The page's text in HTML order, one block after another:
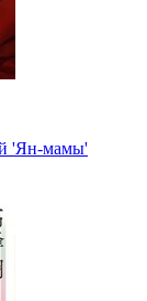
'Ян-мамы'